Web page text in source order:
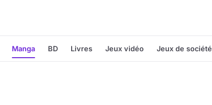
Manga BD Livres Jeux vidéo Jeux de société